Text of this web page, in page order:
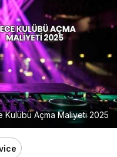
Kulübü Açma Maliyeti 2025